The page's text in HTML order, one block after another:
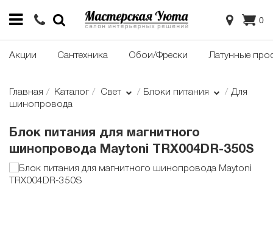
0
Акции Сантехника Обои/Фрески Латунные
Главная Каталог Свет Блоки питания
Для
шинопровода
Блок питания для магнитного
шинопровода Maytoni TRX004DR-350S